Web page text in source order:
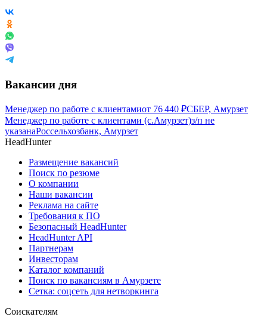
Вакансии дня
Менеджер по работе с клиентамиот 76 440 ₽СБЕР, Амурзет
Менеджер по работе с клиентами (с.Амурзет)з/п не
указанаРоссельхозбанк, Амурзет
HeadHunter
Размещение вакансий
Поиск по резюме
О компании
Наши вакансии
Реклама на сайте
Требования к ПО
Безопасный HeadHunter
HeadHunter API
Партнерам
Инвесторам
Каталог компаний
Поиск по вакансиям в Амурзете
Сетка: соцсеть для нетворкинга
Соискателям